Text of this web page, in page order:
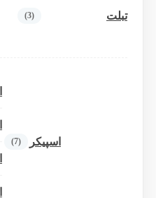
تبلت (3)
اسپیکر (7)